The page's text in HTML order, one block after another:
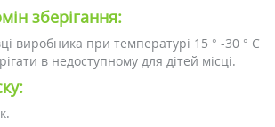
зберігання:
виробника при температурі 15 ° -30 ° С
в недоступному для дітей місці.